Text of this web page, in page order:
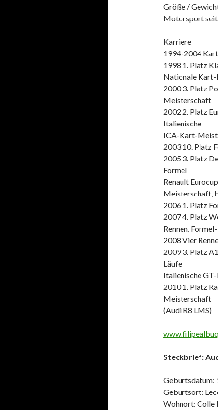
Größe /
Motorsport
Karriere
1994-2004 Kart
1998 1. Platz
Nationale
2000 3. Platz
Meisterschaft
2002 2. Platz
Italienische
ICA-Kart-
2003 10. Platz
2005 3. Platz
Formel
Renault
Meisterschaft,
2006 1. Platz
2007 4. Platz
Rennen,
2008 Vier
2009 3. Platz
Läufe
Italienische
2010 1. Platz
Meisterschaft
(Audi R8 LMS)
Steckbrief:
Geburtsdatum:
Geburtsort:
Wohnort: Colle